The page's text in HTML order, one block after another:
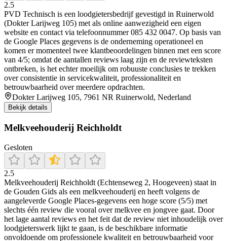
2.5
PVD Technisch is een loodgietersbedrijf gevestigd in Ruinerwold
(Dokter Larijweg 105) met als online aanwezigheid een eigen
website en contact via telefoonnummer 085 432 0047. Op basis van
de Google Places gegevens is de onderneming operationeel en
komen er momenteel twee klantbeoordelingen binnen met een score
van 4/5; omdat de aantallen reviews laag zijn en de reviewteksten
ontbreken, is het echter moeilijk om robuuste conclusies te trekken
over consistentie in servicekwaliteit, professionaliteit en
betrouwbaarheid over meerdere opdrachten.
Dokter Larijweg 105, 7961 NR Ruinerwold, Nederland
Bekijk details
Melkveehouderij Reichholdt
Gesloten
2.5
Melkveehouderij Reichholdt (Echtenseweg 2, Hoogeveen) staat in
de Gouden Gids als een melkveehouderij en heeft volgens de
aangeleverde Google Places-gegevens een hoge score (5/5) met
slechts één review die vooral over melkvee en jongvee gaat. Door
het lage aantal reviews en het feit dat de review niet inhoudelijk over
loodgieterswerk lijkt te gaan, is de beschikbare informatie
onvoldoende om professionele kwaliteit en betrouwbaarheid voor